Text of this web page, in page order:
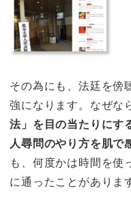
その為にも、法廷を傍
強になります。なぜな
法」を目の当たりにす
人尋問のやり方を肌で
も、何度かは時間を使
に通ったことがありま